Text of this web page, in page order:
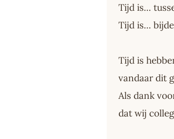
Tijd is...
Tijd is...
Tijd is
vandaar dit
Als dank
dat wij